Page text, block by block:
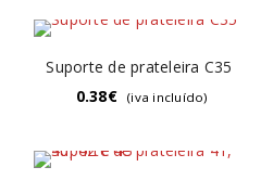
Suporte de prateleira C35
0.38€ (iva incluído)